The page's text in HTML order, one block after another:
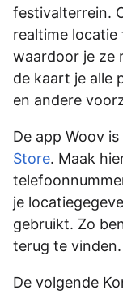
festivalterrein.
realtime locatie
waardoor je ze
de kaart je alle
en andere
De app Woov
Store. Maak
je
gebruikt. Zo
terug te vinden.
De volgende